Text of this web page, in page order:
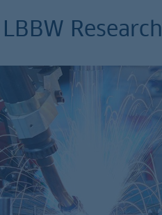
Research